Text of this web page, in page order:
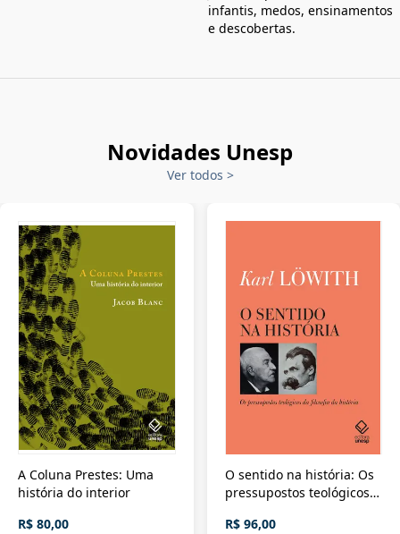
infantis, medos, ensinamentos
e descobertas.
Novidades Unesp
Ver todos >
A Coluna Prestes: Uma
história do interior
R$ 80,00
O sentido na história: Os
pressupostos teológicos
R$ 96,00